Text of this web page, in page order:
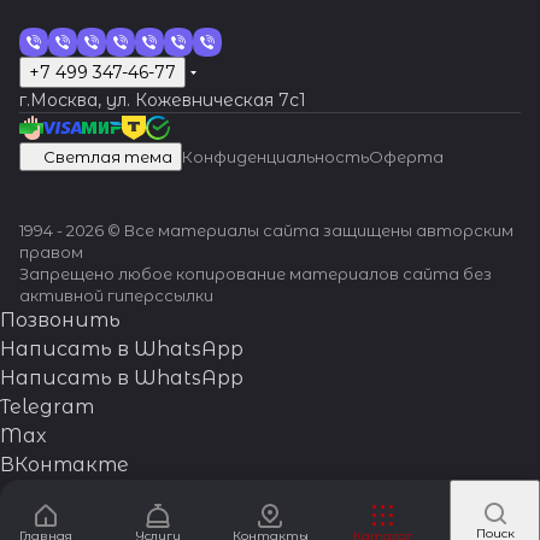
Главная Услуги Контакты Каталог Поиск
+7 499 347-46-77
г.Москва, ул. Кожевническая 7c1
Светлая тема КонфиденциальностьОферта
1994 - 2026 © Все материалы сайта защищены авторским
правом
Запрещено любое копирование материалов сайта без
активной гиперссылки
Позвонить
Написать в WhatsApp
Написать в WhatsApp
Telegram
Max
ВКонтакте